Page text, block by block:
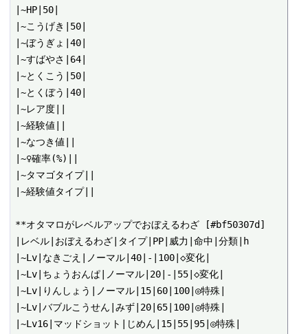
|~HP|50|
|~こうげき|50|
|~ぼうぎょ|40|
|~すばやさ|64|
|~とくこう|50|
|~とくぼう|40|
|~レア度||
|~経験値||
|~なつき値||
|~♀確率(%)||
|~タマゴタイプ||
|~経験値タイプ||
**オタマロがレベルアップでおぼえるわざ [#bf50307d]
|レベル|おぼえるわざ|タイプ|PP|威力|命中|分類|h
|~Lv|なきごえ|ノーマル|40|-|100|◇変化|
|~Lv|ちょうおんぱ|ノーマル|20|-|55|◇変化|
|~Lv|りんしょう|ノーマル|15|60|100|◎特殊|
|~Lv|バブルこうせん|みず|20|65|100|◎特殊|
|~Lv16|マッドショット|じめん|15|55|95|◎特殊|